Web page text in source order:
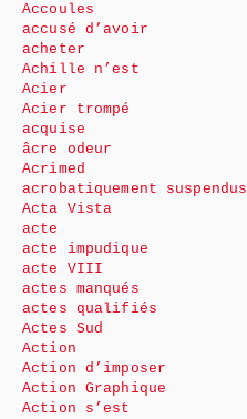
Accoules
accusé d’avoir
acheter
Achille n’est
Acier
Acier trompé
acquise
âcre odeur
Acrimed
acrobatiquement suspendus
Acta Vista
acte
acte impudique
acte VIII
actes manqués
actes qualifiés
Actes Sud
Action
Action d’imposer
Action Graphique
Action s’est